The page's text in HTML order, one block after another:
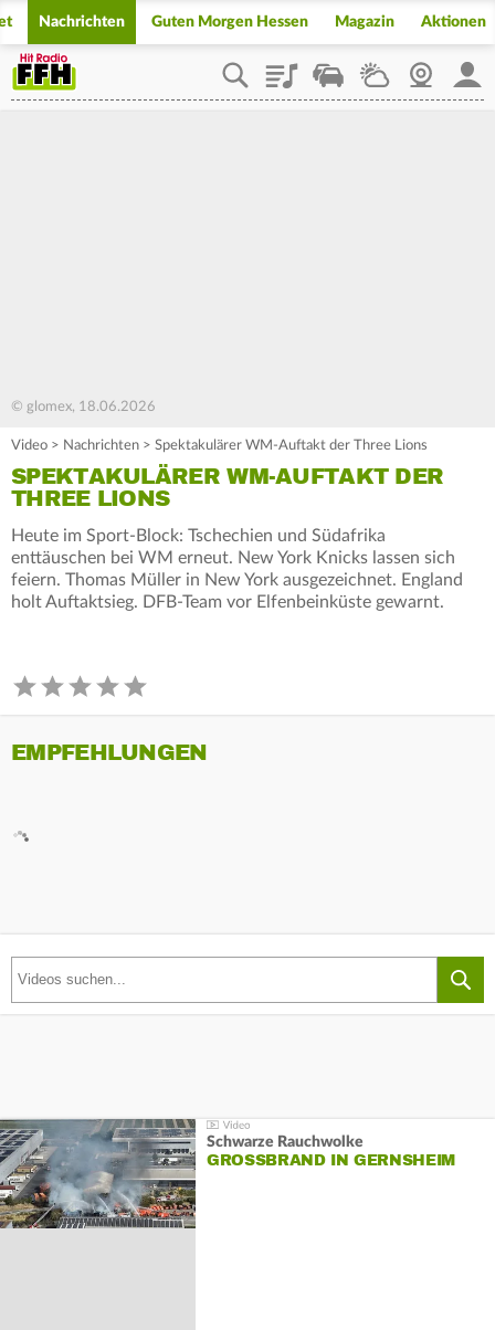
Nachrichten Guten Morgen Hessen Magazin Aktionen
PlaylistStaupilotWetterWebcam
© glomex, 18.06.2026
Video > Nachrichten > Spektakulärer WM-Auftakt der Three Lions
SPEKTAKULÄRER WM-AUFTAKT DER
THREE LIONS
Heute im Sport-Block: Tschechien und Südafrika
enttäuschen bei WM erneut. New York Knicks lassen sich
feiern. Thomas Müller in New York ausgezeichnet. England
holt Auftaktsieg. DFB-Team vor Elfenbeinküste gewarnt.
EMPFEHLUNGEN
Schwarze Rauchwolke
GROSSBRAND IN GERNSHEIM